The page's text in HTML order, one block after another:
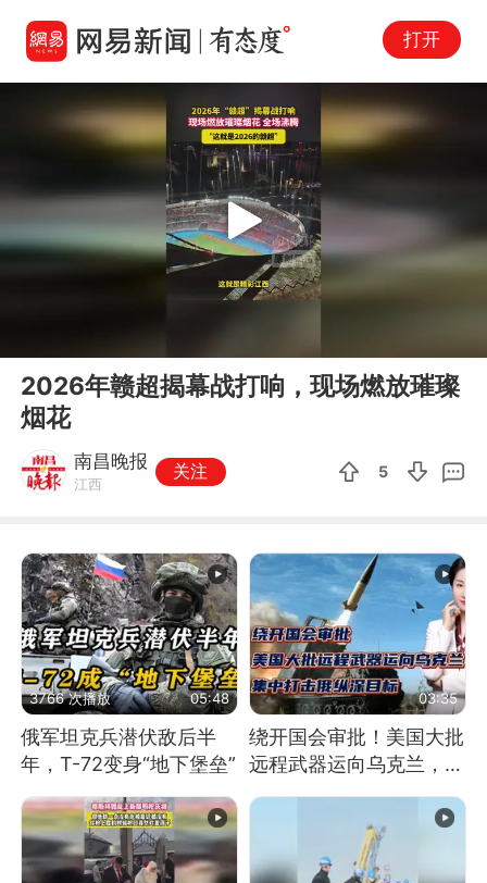
打开
Play
2026年赣超揭幕战打响，现场燃放璀璨
烟花
南昌晚报
江西
关注 5
3766 次播放 05:48
俄军坦克兵潜伏敌后半
年，T-72变身“地下堡垒”
03:35
绕开国会审批！美国大批
远程武器运向乌克兰，集
中打击俄纵深目标